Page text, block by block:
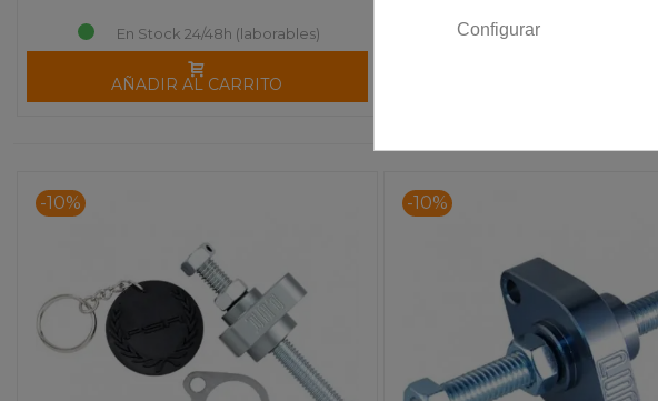
En Stock 24/48h (laborables)
AÑADIR AL CARRITO
Disponible en 2-5 días
-10% -10%
Configurar